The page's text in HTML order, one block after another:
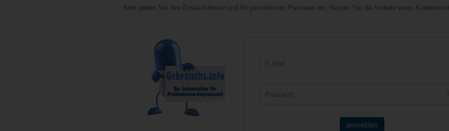
Bitte geben Sie Ihre Email-Adresse und Ihr persönliches Passwort ein. Nutzen Sie die Vorteile eines
anmelden